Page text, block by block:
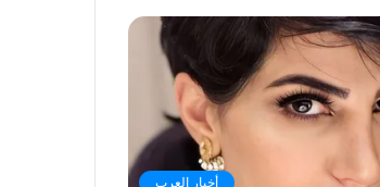
أخبار العرب